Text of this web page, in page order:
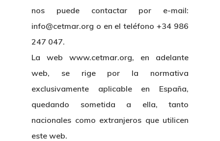
nos puede contactar por e-mail:
info@cetmar.org o en el teléfono +34 986
247 047.
La web www.cetmar.org, en adelante
web, se rige por la normativa
exclusivamente aplicable en España,
quedando sometida a ella, tanto
nacionales como extranjeros que utilicen
este web.